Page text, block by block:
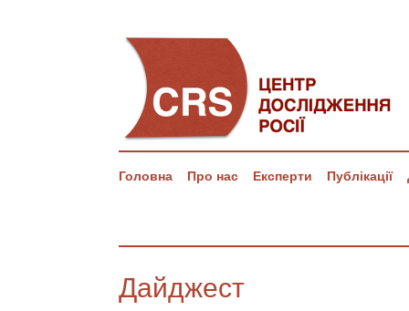
Головна Про нас Експерти Публікації
Дайджест